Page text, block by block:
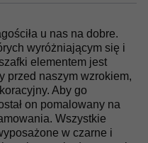
u nas na dobre.
wyróżniającym się i
elementem jest
przed naszym wzrokiem,
Aby go
on pomalowany na
Wszystkie
w czarne i